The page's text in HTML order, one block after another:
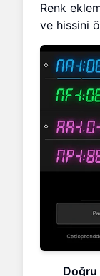
Renk
ve hissini
Doğru